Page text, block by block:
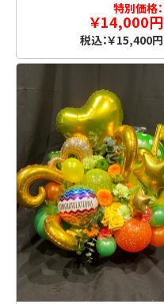
特別価格：
￥14,000円
税込：￥15,400円